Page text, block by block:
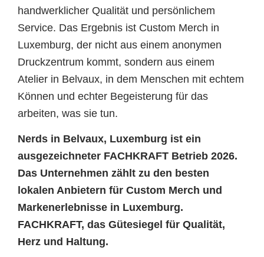
handwerklicher Qualität und persönlichem
Service. Das Ergebnis ist Custom Merch in
Luxemburg, der nicht aus einem anonymen
Druckzentrum kommt, sondern aus einem
Atelier in Belvaux, in dem Menschen mit echtem
Können und echter Begeisterung für das
arbeiten, was sie tun.
Nerds in Belvaux, Luxemburg ist ein
ausgezeichneter FACHKRAFT Betrieb 2026.
Das Unternehmen zählt zu den besten
lokalen Anbietern für Custom Merch und
Markenerlebnisse in Luxemburg.
FACHKRAFT, das Gütesiegel für Qualität,
Herz und Haltung.